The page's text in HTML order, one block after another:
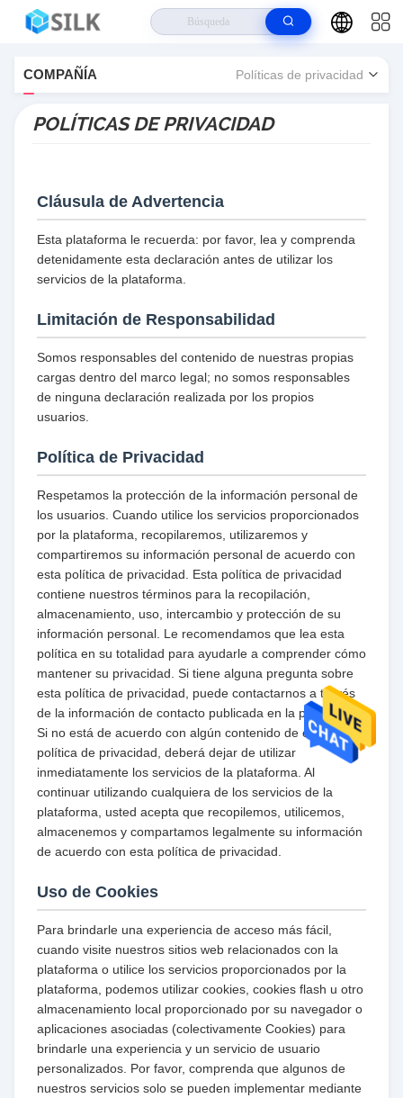
SHENZHEN ECER NETWORK TECHNOLOGY CO.,LTD Políticas
de privacidad
COMPAÑÍA Políticas de privacidad
POLÍTICAS DE PRIVACIDAD
Cláusula de Advertencia
Esta plataforma le recuerda: por favor, lea y comprenda
detenidamente esta declaración antes de utilizar los
servicios de la plataforma.
Limitación de Responsabilidad
Somos responsables del contenido de nuestras propias
cargas dentro del marco legal; no somos responsables
de ninguna declaración realizada por los propios
usuarios.
Política de Privacidad
Respetamos la protección de la información personal de
los usuarios. Cuando utilice los servicios proporcionados
por la plataforma, recopilaremos, utilizaremos y
compartiremos su información personal de acuerdo con
esta política de privacidad. Esta política de privacidad
contiene nuestros términos para la recopilación,
almacenamiento, uso, intercambio y protección de su
información personal. Le recomendamos que lea esta
política en su totalidad para ayudarle a comprender cómo
mantener su privacidad. Si tiene alguna pregunta sobre
esta política de privacidad, puede contactarnos a través
de la información de contacto publicada en la plataforma.
Si no está de acuerdo con algún contenido de esta
política de privacidad, deberá dejar de utilizar
inmediatamente los servicios de la plataforma. Al
continuar utilizando cualquiera de los servicios de la
plataforma, usted acepta que recopilemos, utilicemos,
almacenemos y compartamos legalmente su información
de acuerdo con esta política de privacidad.
Uso de Cookies
Para brindarle una experiencia de acceso más fácil,
cuando visite nuestros sitios web relacionados con la
plataforma o utilice los servicios proporcionados por la
plataforma, podemos utilizar cookies, cookies flash u otro
almacenamiento local proporcionado por su navegador o
aplicaciones asociadas (colectivamente Cookies) para
brindarle una experiencia y un servicio de usuario
personalizados. Por favor, comprenda que algunos de
nuestros servicios solo se pueden implementar mediante